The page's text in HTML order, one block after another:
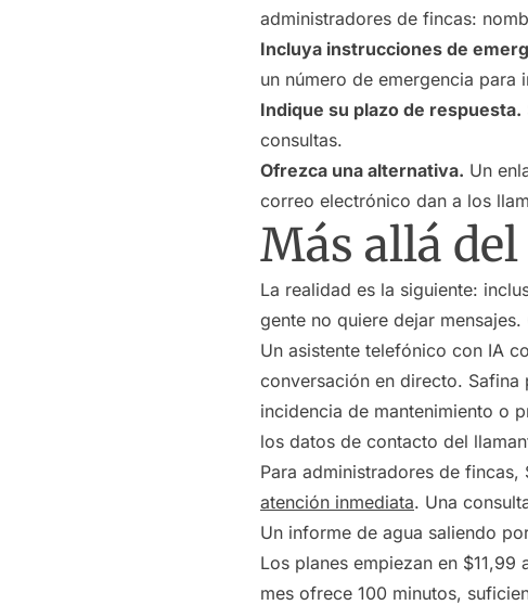
administradores de fincas:
Incluya instrucciones de
un número de emergencia
Indique su plazo de respuesta.
consultas.
Ofrezca una alternativa. Un
correo electrónico dan a los
Más allá
La realidad es la siguiente:
gente no quiere dejar mensajes.
Un asistente telefónico con IA
conversación en directo. Safina
incidencia de mantenimiento o
los datos de contacto del
Para administradores de
atención inmediata. Una
Un informe de agua saliendo
Los planes empiezan en
mes ofrece 100 minutos,